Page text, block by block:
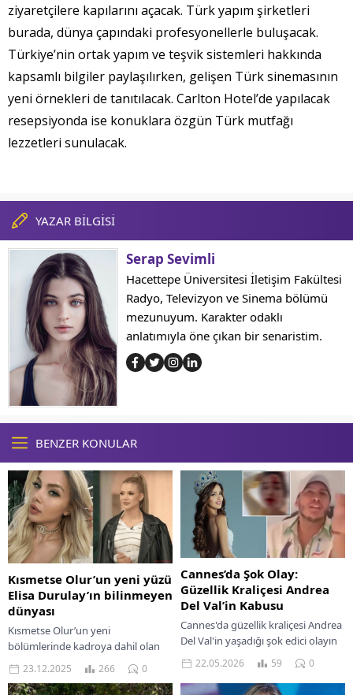
ziyaretçilere kapılarını açacak. Türk yapım şirketleri
burada, dünya çapındaki profesyonellerle buluşacak.
Türkiye’nin ortak yapım ve teşvik sistemleri hakkında
kapsamlı bilgiler paylaşılırken, gelişen Türk sinemasının
yeni örnekleri de tanıtılacak. Carlton Hotel’de yapılacak
resepsiyonda ise konuklara özgün Türk mutfağı
lezzetleri sunulacak.
YAZAR BİLGİSİ
Serap Sevimli
Hacettepe Üniversitesi İletişim Fakültesi
Radyo, Televizyon ve Sinema bölümü
mezunuyum. Karakter odaklı
anlatımıyla öne çıkan bir senaristim.
BENZER KONULAR
Kısmetse Olur’un yeni yüzü
Elisa Durulay’ın bilinmeyen
dünyası
Kısmetse Olur’un yeni
bölümlerinde kadroya dahil olan
Elisa Durulay, kısa sürede dikkatleri
üzerine çekti. Sosyal medya
23.12.2025 266 0
Cannes’da Şok Olay:
Güzellik Kraliçesi Andrea
Del Val’in Kabusu
Cannes'da güzellik kraliçesi Andrea
Del Val'in yaşadığı şok edici olayın
detayları ortaya çıkıyor. Gerçekler
ve perde arkası burada.
22.05.2026 59 0